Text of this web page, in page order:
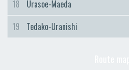
18
Urasoe-Maeda
19
Tedako-Uranishi